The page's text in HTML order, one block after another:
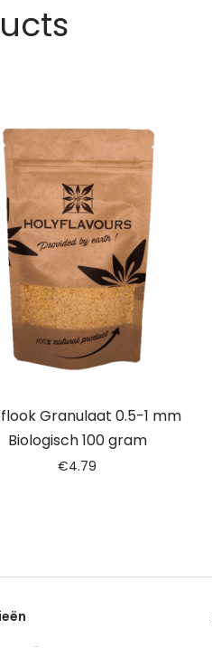
Granulaat 0.5-1 mm
Biologisch 100 gram
€4.79